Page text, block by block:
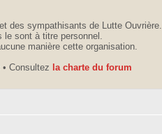
des sympathisants de Lutte Ouvrière.
le sont à titre personnel.
manière cette organisation.
• Consultez la charte du forum